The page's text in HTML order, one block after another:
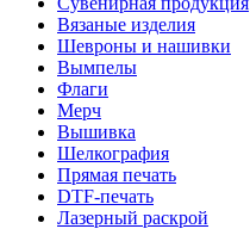
Вязаные изделия
Шевроны и нашивки
Вымпелы
Флаги
Мерч
Вышивка
Шелкография
Прямая печать
DTF-печать
Лазерный раскрой